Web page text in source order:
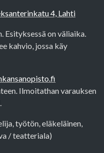
4, Lahti
Esityksessä on väliaika.
kahvio, jossa käy
Ilmoitathan varauksen
työtön, eläkeläinen,
/ teatteriala)